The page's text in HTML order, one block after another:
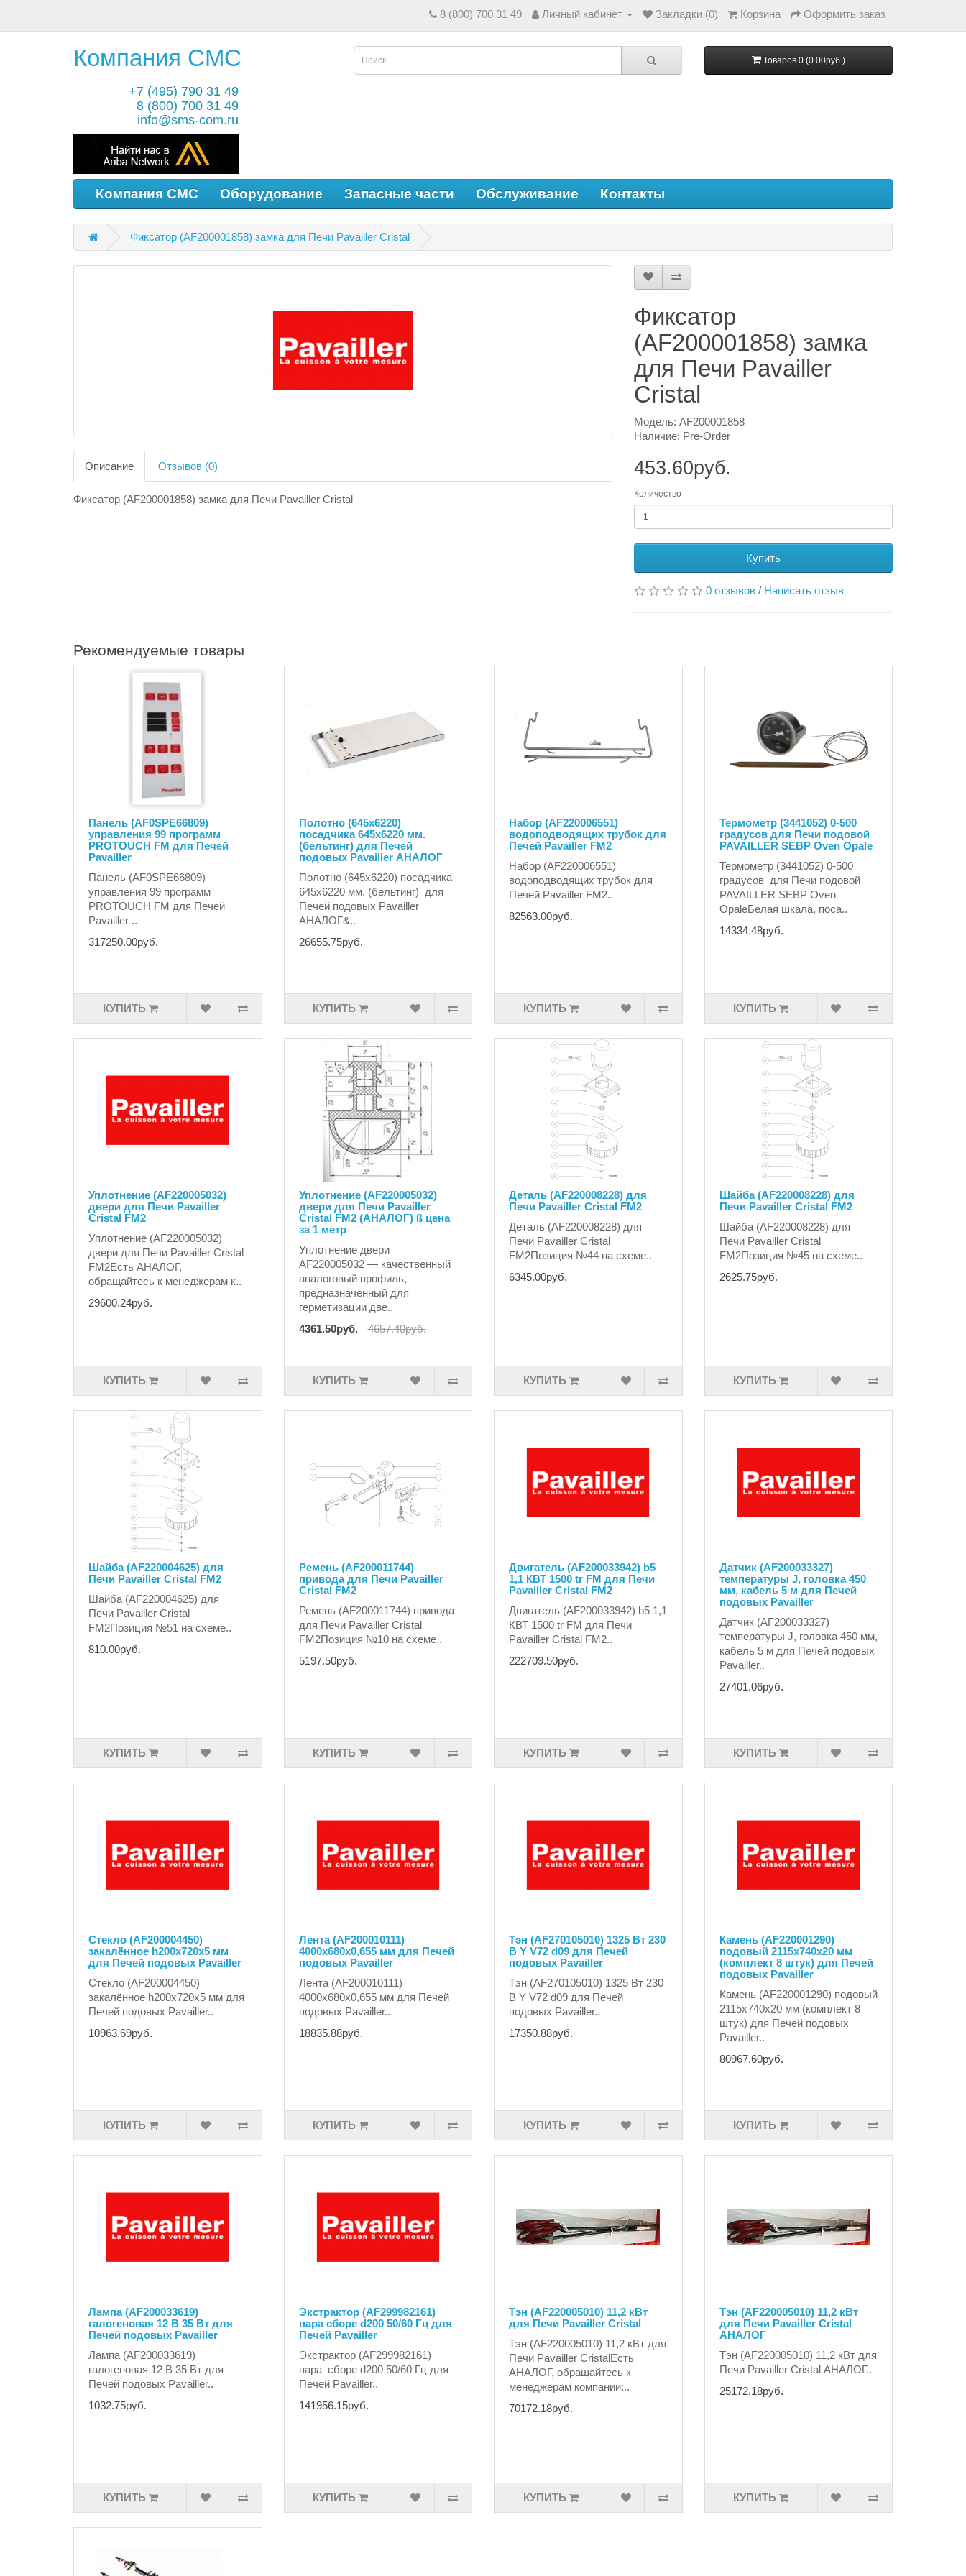
8 (800) 700 31 49 Личный кабинет Закладки (0) Корзина Оформить заказ
Компания СМС
+7 (495) 790 31 49
8 (800) 700 31 49
info@sms-com.ru
Товаров 0 (0.00руб.)
Компания СМС Оборудование Запасные части Обслуживание Контакты
Фиксатор (AF200001858) замка для Печи Pavailler Cristal
Описание Отзывов (0)
Фиксатор (AF200001858) замка для Печи Pavailler Cristal
Фиксатор
(AF200001858) замка
для Печи Pavailler
Cristal
Модель: AF200001858
Наличие: Pre-Order
453.60руб.
Количество
Купить
0 отзывов / Написать отзыв
Рекомендуемые товары
Панель (AF0SPE66809)
управления 99 программ
PROTOUCH FM для Печей
Pavailler
Панель (AF0SPE66809)
управления 99 программ
PROTOUCH FM для Печей
Pavailler ..
317250.00руб.
КУПИТЬ
Полотно (645х6220)
посадчика 645х6220 мм.
(бельтинг) для Печей
подовых Pavailler АНАЛОГ
Полотно (645х6220) посадчика
645х6220 мм. (бельтинг) для
Печей подовых Pavailler
АНАЛОГ&..
26655.75руб.
КУПИТЬ
Набор (AF220006551)
водоподводящих трубок для
Печей Pavailler FM2
Набор (AF220006551)
водоподводящих трубок для
Печей Pavailler FM2..
82563.00руб.
КУПИТЬ
Термометр (3441052) 0-500
градусов для Печи подовой
PAVAILLER SEBP Oven Opale
Термометр (3441052) 0-500
градусов для Печи подовой
PAVAILLER SEBP Oven
OpaleБелая шкала, поса..
14334.48руб.
КУПИТЬ
Уплотнение (AF220005032)
двери для Печи Pavailler
Cristal FM2
Уплотнение (AF220005032)
двери для Печи Pavailler Cristal
FM2Есть АНАЛОГ,
обращайтесь к менеджерам к..
29600.24руб.
КУПИТЬ
Уплотнение (AF220005032)
двери для Печи Pavailler
Cristal FM2 (АНАЛОГ) ß цена
за 1 метр
Уплотнение двери
AF220005032 — качественный
аналоговый профиль,
предназначенный для
герметизации две..
4361.50руб.
4657.40руб.
КУПИТЬ
Деталь (AF220008228) для
Печи Pavailler Cristal FM2
Деталь (AF220008228) для
Печи Pavailler Cristal
FM2Позиция №44 на схеме..
6345.00руб.
КУПИТЬ
Шайба (AF220008228) для
Печи Pavailler Cristal FM2
Шайба (AF220008228) для
Печи Pavailler Cristal
FM2Позиция №45 на схеме..
2625.75руб.
КУПИТЬ
Шайба (AF220004625) для
Печи Pavailler Cristal FM2
Шайба (AF220004625) для
Печи Pavailler Cristal
FM2Позиция №51 на схеме..
810.00руб.
КУПИТЬ
Ремень (AF200011744)
привода для Печи Pavailler
Cristal FM2
Ремень (AF200011744) привода
для Печи Pavailler Cristal
FM2Позиция №10 на схеме..
5197.50руб.
КУПИТЬ
Двигатель (AF200033942) b5
1,1 КВТ 1500 tr FM для Печи
Pavailler Cristal FM2
Двигатель (AF200033942) b5 1,1
КВТ 1500 tr FM для Печи
Pavailler Cristal FM2..
222709.50руб.
КУПИТЬ
Датчик (AF200033327)
температуры J, головка 450
мм, кабель 5 м для Печей
подовых Pavailler
Датчик (AF200033327)
температуры J, головка 450 мм,
кабель 5 м для Печей подовых
Pavailler..
27401.06руб.
КУПИТЬ
Стекло (AF200004450)
закалённое h200х720х5 мм
для Печей подовых Pavailler
Стекло (AF200004450)
закалённое h200х720х5 мм для
Печей подовых Pavailler..
10963.69руб.
КУПИТЬ
Лента (AF200010111)
4000х680х0,655 мм для Печей
подовых Pavailler
Лента (AF200010111)
4000х680х0,655 мм для Печей
подовых Pavailler..
18835.88руб.
КУПИТЬ
Тэн (AF270105010) 1325 Вт 230
В Y V72 d09 для Печей
подовых Pavailler
Тэн (AF270105010) 1325 Вт 230
В Y V72 d09 для Печей
подовых Pavailler..
17350.88руб.
КУПИТЬ
Камень (AF220001290)
подовый 2115х740х20 мм
(комплект 8 штук) для Печей
подовых Pavailler
Камень (AF220001290) подовый
2115х740х20 мм (комплект 8
штук) для Печей подовых
Pavailler..
80967.60руб.
КУПИТЬ
Лампа (AF200033619)
галогеновая 12 В 35 Вт для
Печей подовых Pavailler
Лампа (AF200033619)
галогеновая 12 В 35 Вт для
Печей подовых Pavailler..
1032.75руб.
КУПИТЬ
Экстрактор (AF299982161)
пара сборе d200 50/60 Гц для
Печей Pavailler
Экстрактор (AF299982161)
пара сборе d200 50/60 Гц для
Печей Pavailler..
141956.15руб.
КУПИТЬ
Тэн (AF220005010) 11,2 кВт
для Печи Pavailler Cristal
Тэн (AF220005010) 11,2 кВт для
Печи Pavailler CristalЕсть
АНАЛОГ, обращайтесь к
менеджерам компании:..
70172.18руб.
КУПИТЬ
Тэн (AF220005010) 11,2 кВт
для Печи Pavailler Cristal
АНАЛОГ
Тэн (AF220005010) 11,2 кВт для
Печи Pavailler Cristal АНАЛОГ..
25172.18руб.
КУПИТЬ